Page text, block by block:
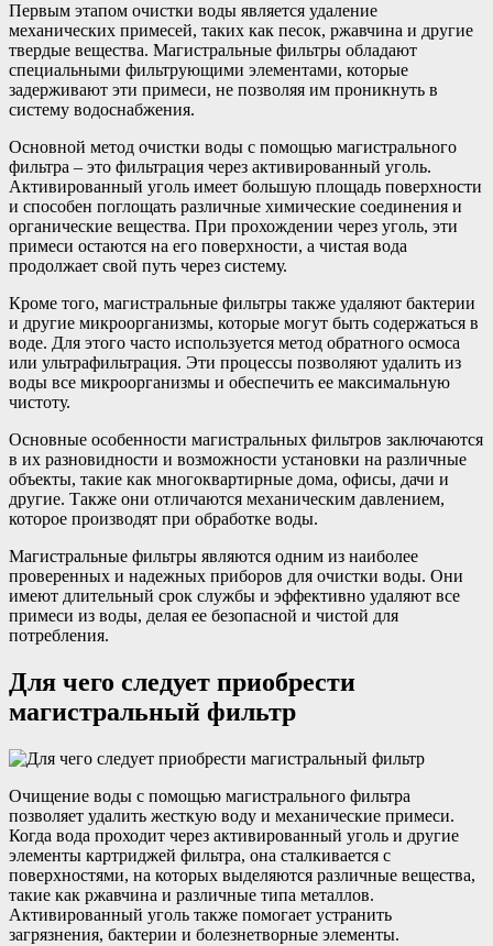
Первым этапом очистки воды является удаление
механических примесей, таких как песок, ржавчина и другие
твердые вещества. Магистральные фильтры обладают
специальными фильтрующими элементами, которые
задерживают эти примеси, не позволяя им проникнуть в
систему водоснабжения.
Основной метод очистки воды с помощью магистрального
фильтра – это фильтрация через активированный уголь.
Активированный уголь имеет большую площадь поверхности
и способен поглощать различные химические соединения и
органические вещества. При прохождении через уголь, эти
примеси остаются на его поверхности, а чистая вода
продолжает свой путь через систему.
Кроме того, магистральные фильтры также удаляют бактерии
и другие микроорганизмы, которые могут быть содержаться в
воде. Для этого часто используется метод обратного осмоса
или ультрафильтрация. Эти процессы позволяют удалить из
воды все микроорганизмы и обеспечить ее максимальную
чистоту.
Основные особенности магистральных фильтров заключаются
в их разновидности и возможности установки на различные
объекты, такие как многоквартирные дома, офисы, дачи и
другие. Также они отличаются механическим давлением,
которое производят при обработке воды.
Магистральные фильтры являются одним из наиболее
проверенных и надежных приборов для очистки воды. Они
имеют длительный срок службы и эффективно удаляют все
примеси из воды, делая ее безопасной и чистой для
потребления.
Для чего следует приобрести
магистральный фильтр
Очищение воды с помощью магистрального фильтра
позволяет удалить жесткую воду и механические примеси.
Когда вода проходит через активированный уголь и другие
элементы картриджей фильтра, она сталкивается с
поверхностями, на которых выделяются различные вещества,
такие как ржавчина и различные типа металлов.
Активированный уголь также помогает устранить
загрязнения, бактерии и болезнетворные элементы.